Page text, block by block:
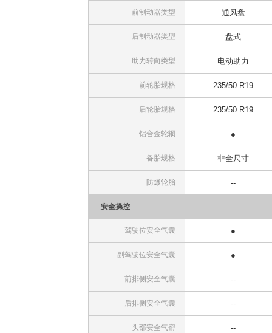
前制动器类型
后制动器类型
助力转向类型
前轮胎规格
后轮胎规格
铝合金轮辋
备胎规格
防爆轮胎
安全操控
驾驶位安全气囊
副驾驶位安全气囊
前排侧安全气囊
后排侧安全气囊
头部安全气帘
通风盘
盘式
电动助力
235/50 R19
235/50 R19
●
非全尺寸
--
●
●
--
--
--